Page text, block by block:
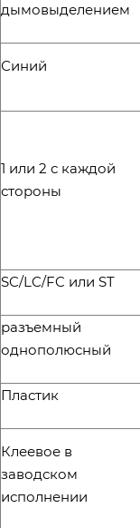
дымовыделением
Синий
1 или 2 с каждой
стороны
SC/LC/FC или ST
разъемный
однополюсный
Пластик
Клеевое в
заводском
исполнении